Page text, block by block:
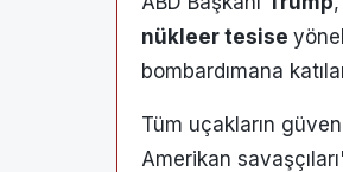
nükleer tesise
bombardımana
Tüm uçakların
Amerikan